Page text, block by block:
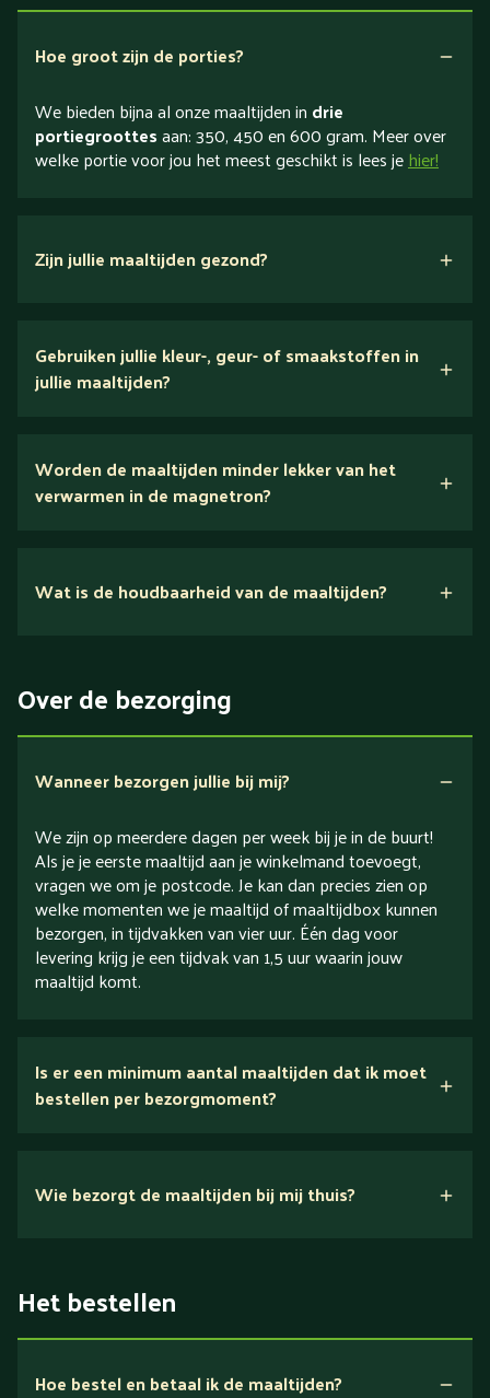
Hoe groot zijn de porties?
We bieden bijna al onze maaltijden in drie
portiegroottesaan: 350, 450 en 600 gram. Meer over
welke portie voor jou het meest geschikt is lees jehier!
Zijn jullie maaltijden gezond?
voedingsexperts
Verlaagd in koolhydraten
Verlaagd in zout
Gebruiken jullie kleur-, geur- of smaakstoffen in
jullie maaltijden?
Worden de maaltijden minder lekker van het
verwarmen in de magnetron?
Wat is de houdbaarheid van de maaltijden?
Over de bezorging
Wanneer bezorgen jullie bij mij?
We zijn op meerdere dagen per week bij je in de buurt!
Als je je eerste maaltijd aan je winkelmand toevoegt,
vragen we om je postcode. Je kan dan precies zien op
welke momenten we je maaltijd of maaltijdbox kunnen
bezorgen, in tijdvakken van vier uur. Één dag voor
levering krijg je een tijdvak van 1,5 uur waarin jouw
maaltijd komt.
Is er een minimum aantal maaltijden dat ik moet
bestellen per bezorgmoment?
Wie bezorgt de maaltijden bij mij thuis?
Het bestellen
Hoe bestel en betaal ik de maaltijden?